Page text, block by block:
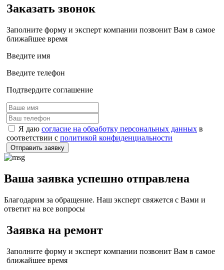
Заказать звонок
Заполните форму и эксперт компании позвонит Вам в самое
ближайшее время
Введите имя
Введите телефон
Подтвердите соглашение
Я даю согласие на обработку персональных данных в
соответствии с политикой конфиденциальности
Отправить заявку
Ваша заявка успешно отправлена
Благодарим за обращение. Наш эксперт свяжется с Вами и
ответит на все вопросы
Заявка на ремонт
Заполните форму и эксперт компании позвонит Вам в самое
ближайшее время